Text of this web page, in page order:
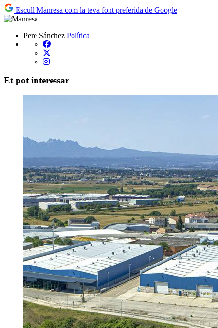
Escull Manresa com la teva font preferida de Google
Pere Sánchez Política
Et pot interessar